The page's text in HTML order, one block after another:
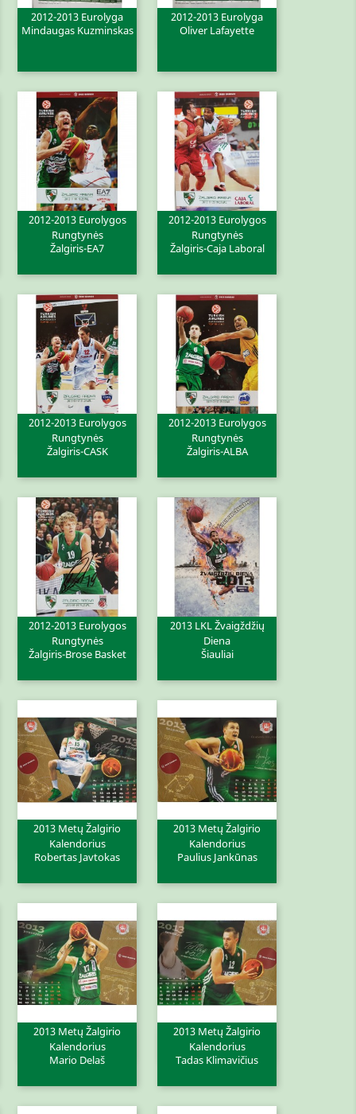
2012-2013 Eurolyga
Mindaugas Kuzminskas
Greita peržiūra
2012-2013 Eurolyga
Oliver Lafayette
Greita peržiūra
2012-2013 Eurolygos
Rungtynės
Žalgiris-EA7
Greita peržiūra
2012-2013 Eurolygos
Rungtynės
Žalgiris-Caja Laboral
Greita peržiūra
2012-2013 Eurolygos
Rungtynės
Žalgiris-CASK
Greita peržiūra
2012-2013 Eurolygos
Rungtynės
Žalgiris-ALBA
Greita peržiūra
2012-2013 Eurolygos
Rungtynės
Žalgiris-Brose Basket
Greita peržiūra
2013 LKL Žvaigždžių
Diena
Šiauliai
Greita peržiūra
2013 Metų Žalgirio
Kalendorius
Robertas Javtokas
Greita peržiūra
2013 Metų Žalgirio
Kalendorius
Paulius Jankūnas
Greita peržiūra
2013 Metų Žalgirio
Kalendorius
Mario Delaš
Greita peržiūra
2013 Metų Žalgirio
Kalendorius
Tadas Klimavičius
Greita peržiūra